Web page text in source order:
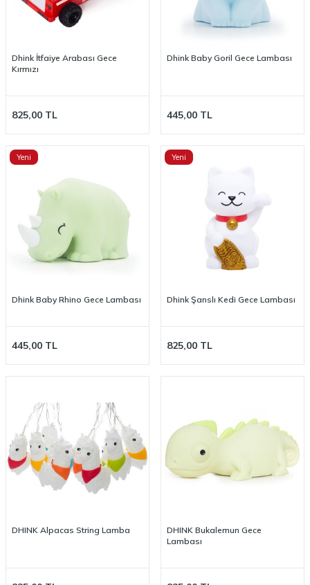
Dhink İtfaiye Arabası Gece
Kırmızı
825,00 TL
Dhink Baby Goril Gece Lambası
445,00 TL
Yeni
Dhink Baby Rhino Gece Lambası
445,00 TL
Yeni
Dhink Şanslı Kedi Gece Lambası
825,00 TL
DHINK Alpacas String Lamba
DHINK Bukalemun Gece
Lambası